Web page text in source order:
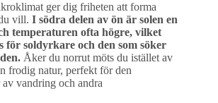
ger dig friheten att forma
vill. I södra delen av ön är solen en
temperaturen ofta högre, vilket
för soldyrkare och den som söker
Åker du norrut möts du istället av
frodig natur, perfekt för den
vandring och andra